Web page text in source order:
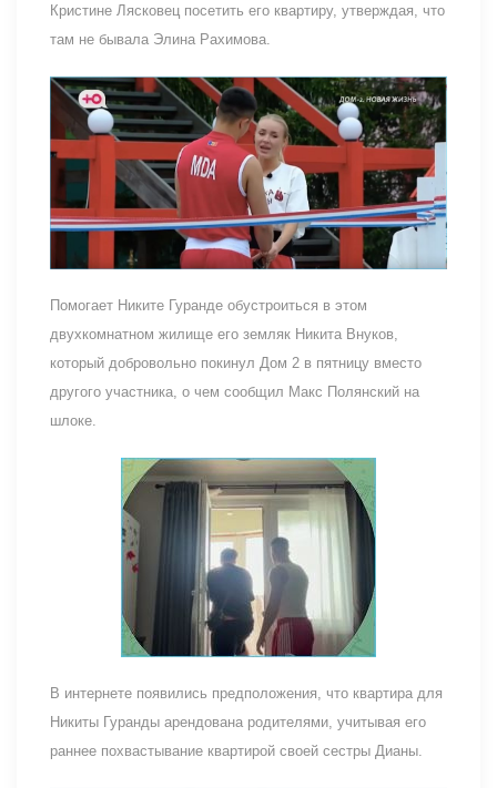
Кристине Лясковец посетить его квартиру, утверждая, что
там не бывала Элина Рахимова.
Помогает Никите Гуранде обустроиться в этом
двухкомнатном жилище его земляк Никита Внуков,
который добровольно покинул Дом 2 в пятницу вместо
другого участника, о чем сообщил Макс Полянский на
шлоке.
В интернете появились предположения, что квартира для
Никиты Гуранды арендована родителями, учитывая его
раннее похвастывание квартирой своей сестры Дианы.